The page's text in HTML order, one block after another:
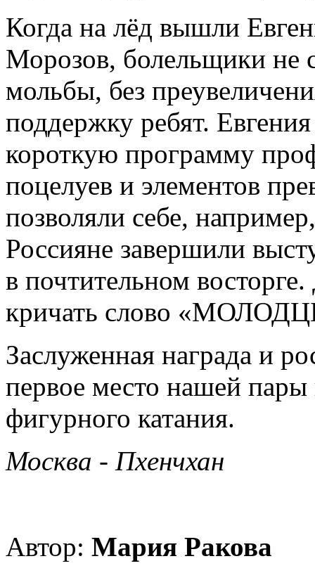
Когда на лёд вышли
Морозов, болельщики не
мольбы, без
поддержку ребят.
короткую программу
поцелуев и элементов
позволяли себе,
Россияне завершили
в почтительном
кричать слово
Заслуженная награда и
первое место нашей
фигурного катания.
Москва - Пхенчхан
Автор: Мария Ракова